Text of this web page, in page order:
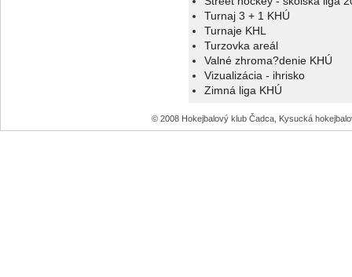
Turnaj 3 + 1 KHÚ
Turnaje KHL
Turzovka areál
Valné zhroma?denie KHÚ
Vizualizácia - ihrisko
Zimná liga KHÚ
© 2008 Hokejbalový klub Čadca, Kysucká